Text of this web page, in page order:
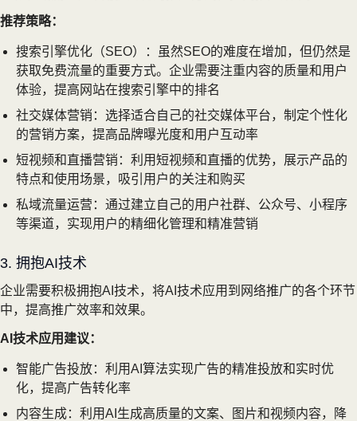
推荐策略：
搜索引擎优化（SEO）：虽然SEO的难度在增加，但仍然是
获取免费流量的重要方式。企业需要注重内容的质量和用户
体验，提高网站在搜索引擎中的排名
社交媒体营销：选择适合自己的社交媒体平台，制定个性化
的营销方案，提高品牌曝光度和用户互动率
短视频和直播营销：利用短视频和直播的优势，展示产品的
特点和使用场景，吸引用户的关注和购买
私域流量运营：通过建立自己的用户社群、公众号、小程序
等渠道，实现用户的精细化管理和精准营销
3. 拥抱AI技术
企业需要积极拥抱AI技术，将AI技术应用到网络推广的各个环节
中，提高推广效率和效果。
AI技术应用建议：
智能广告投放：利用AI算法实现广告的精准投放和实时优
化，提高广告转化率
内容生成：利用AI生成高质量的文案、图片和视频内容，降